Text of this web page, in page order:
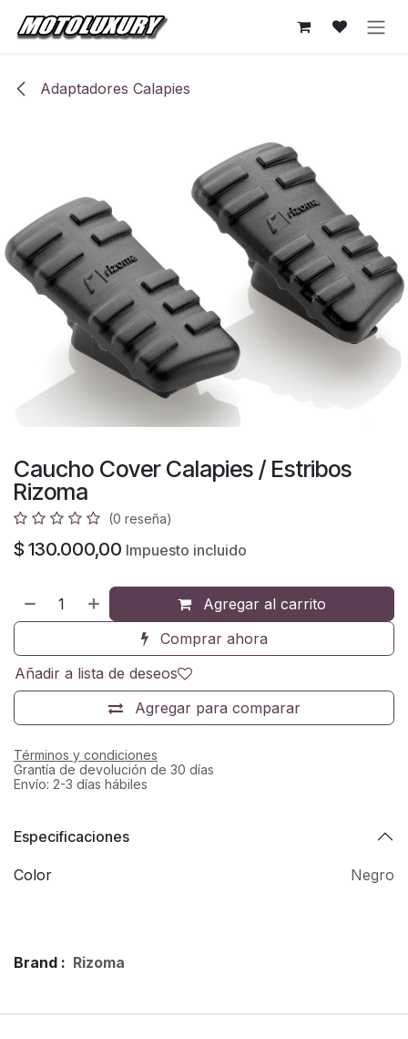
Ir al contenido
Adaptadores Calapies
Caucho Cover Calapies / Estribos
Rizoma
(0 reseña)
$ 130.000,00 Impuesto incluido
Agregar al carrito
Comprar ahora
Agregar para comparar
Añadir a lista de deseos
Términos y condiciones
Grantía de devolución de 30 días
Envío: 2-3 días hábiles
Especificaciones
Color Negro
Brand : Rizoma